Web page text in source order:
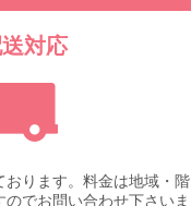
対応
ります。料金は地域・階
でお問い合わせ下さいま